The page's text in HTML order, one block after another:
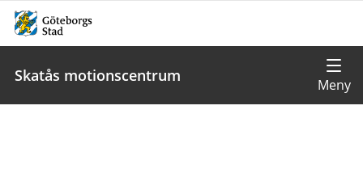
Skatås motionscentrum